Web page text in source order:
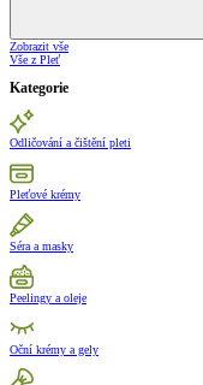
Zobrazit vše
Vše z Pleť
Kategorie
Odličování a čištění pleti
Pleťové krémy
Séra a masky
Peelingy a oleje
Oční krémy a gely